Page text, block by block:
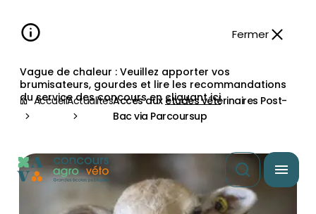
principale
principal
d'accessibilité
de
page
Vague de chaleur : Veuillez apporter vos
brumisateurs, gourdes et lire les recommandations
du service des concours en cliquant ici
Fermer
AccueilActualitésAccès aux études vétérinaires Post-
Bac via Parcoursup